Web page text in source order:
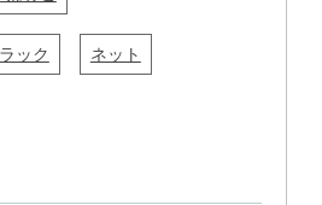
ック ネット